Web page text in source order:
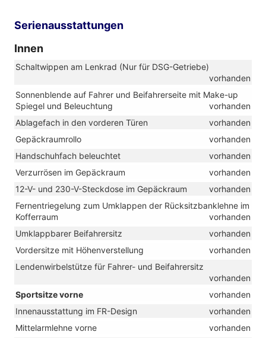
Serienausstattungen
Innen
Schaltwippen am Lenkrad (Nur für DSG-Getriebe)
vorhanden
Sonnenblende auf Fahrer und Beifahrerseite mit Make-up
Spiegel und Beleuchtung
vorhanden
Ablagefach in den vorderen Türen
vorhanden
Gepäckraumrollo
vorhanden
Handschuhfach beleuchtet
vorhanden
Verzurrösen im Gepäckraum
vorhanden
12-V- und 230-V-Steckdose im Gepäckraum
vorhanden
Fernentriegelung zum Umklappen der Rücksitzbanklehne im
Kofferraum
vorhanden
Umklappbarer Beifahrersitz
vorhanden
Vordersitze mit Höhenverstellung
vorhanden
Lendenwirbelstütze für Fahrer- und Beifahrersitz
vorhanden
Sportsitze vorne
vorhanden
Innenausstattung im FR-Design
vorhanden
Mittelarmlehne vorne
vorhanden